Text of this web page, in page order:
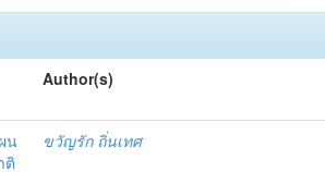
Author(s)
น
ติ
ขวัญรัก ถิ่นเทศ